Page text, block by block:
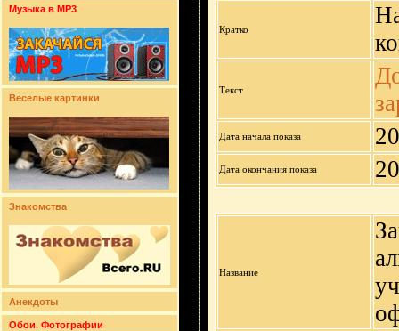
Музыка в MP3
Веселые картинки
Знакомства
Анекдоты
Обои. Фотографии
Кратко
Текст
Дата начала показа
Дата окончания показа
Название